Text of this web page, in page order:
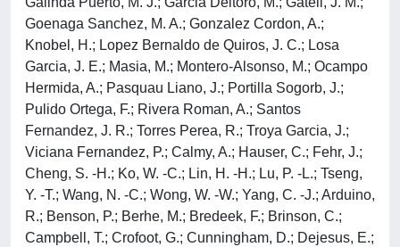
Goenaga Sanchez, M. A.; Gonzalez Cordon, A.;
Knobel, H.; Lopez Bernaldo de Quiros, J. C.; Losa
Garcia, J. E.; Masia, M.; Montero-Alsonso, M.; Ocampo
Hermida, A.; Pasquau Liano, J.; Portilla Sogorb, J.;
Pulido Ortega, F.; Rivera Roman, A.; Santos
Fernandez, J. R.; Torres Perea, R.; Troya Garcia, J.;
Viciana Fernandez, P.; Calmy, A.; Hauser, C.; Fehr, J.;
Cheng, S. -H.; Ko, W. -C.; Lin, H. -H.; Lu, P. -L.; Tseng,
Y. -T.; Wang, N. -C.; Wong, W. -W.; Yang, C. -J.; Arduino,
R.; Benson, P.; Berhe, M.; Bredeek, F.; Brinson, C.;
Campbell, T.; Crofoot, G.; Cunningham, D.; Dejesus, E.;